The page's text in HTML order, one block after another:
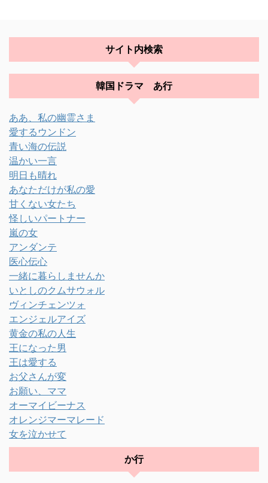
サイト内検索
韓国ドラマ あ行
ああ、私の幽霊さま
愛するウンドン
青い海の伝説
温かい一言
明日も晴れ
あなただけが私の愛
甘くない女たち
怪しいパートナー
嵐の女
アンダンテ
医心伝心
一緒に暮らしませんか
いとしのクムサウォル
ヴィンチェンツォ
エンジェルアイズ
黄金の私の人生
王になった男
王は愛する
お父さんが変
お願い、ママ
オーマイビーナス
オレンジマーマレード
女を泣かせて
か行